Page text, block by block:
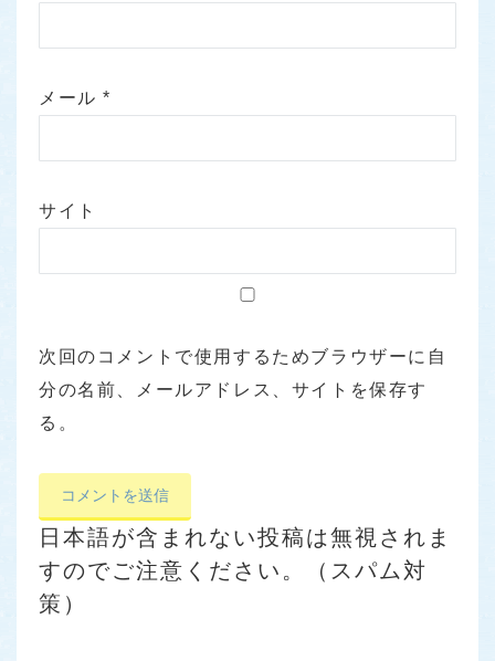
メール*
サイト
次回のコメントで使用するためブラウザーに自
分の名前、メールアドレス、サイトを保存す
る。
日本語が含まれない投稿は無視されま
すのでご注意ください。（スパム対
策）